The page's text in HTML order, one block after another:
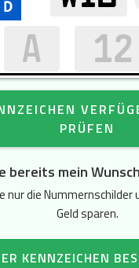
PRÜFEN
bereits mein
nur die
Geld sparen.
KENNZEICHEN